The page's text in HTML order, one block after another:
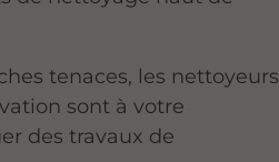
tenaces, les nettoyeurs
sont à votre
des travaux de